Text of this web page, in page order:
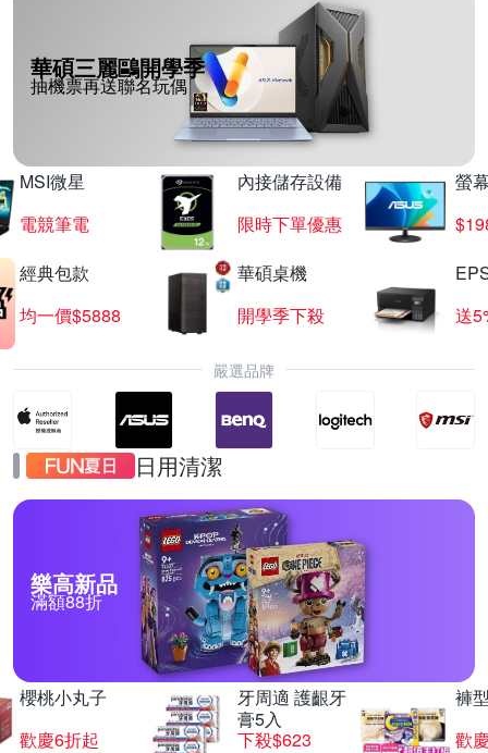
華碩三麗鷗開學季
抽機票再送聯名玩偶
MSI微星
電競筆電
內接儲存設備
限時下單優惠
螢
經典包款
均一價$5888
華碩桌機
開學季下殺
送
嚴選品牌
日用清潔
樂高新品
滿額88折
櫻桃小丸子
歡慶6折起
牙周適 護齦牙
膏5入
下殺$623
褲
歡